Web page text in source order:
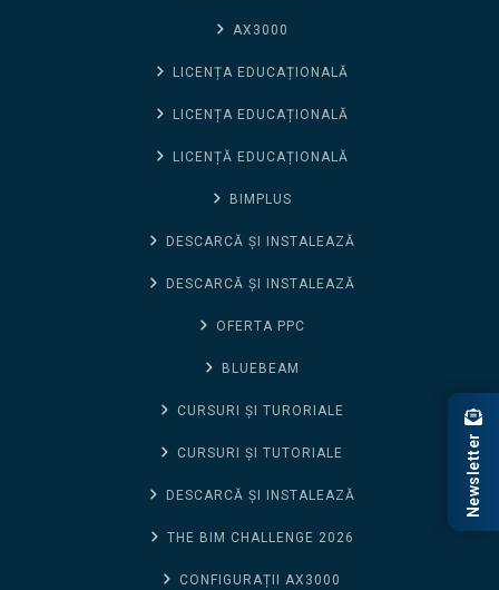
AX3000
LICENȚA EDUCAȚIONALĂ
LICENȚA EDUCAȚIONALĂ
LICENȚĂ EDUCAȚIONALĂ
BIMPLUS
DESCARCĂ ȘI INSTALEAZĂ
DESCARCĂ ȘI INSTALEAZĂ
OFERTA PPC
BLUEBEAM
CURSURI ȘI TURORIALE
CURSURI ȘI TUTORIALE
DESCARCĂ ȘI INSTALEAZĂ
THE BIM CHALLENGE 2026
CONFIGURAȚII AX3000
Newsletter